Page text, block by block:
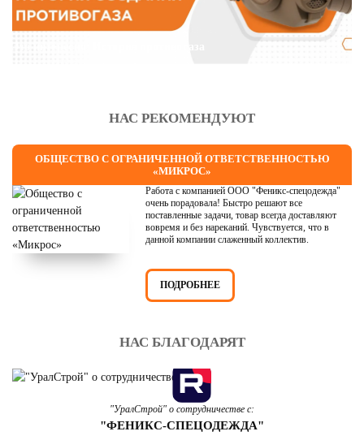
НАС РЕКОМЕНДУЮТ
ОБЩЕСТВО С ОГРАНИЧЕННОЙ ОТВЕТСТВЕННОСТЬЮ
«МИКРОС»
Работа с компанией ООО "Феникс-спецодежда"
очень порадовала! Быстро решают все
поставленные задачи, товар всегда доставляют
вовремя и без нареканий. Чувствуется, что в
данной компании слаженный коллектив.
ПОДРОБНЕЕ
НАС БЛАГОДАРЯТ
"УралСтрой" о сотрудничестве с:
"ФЕНИКС-СПЕЦОДЕЖДА"